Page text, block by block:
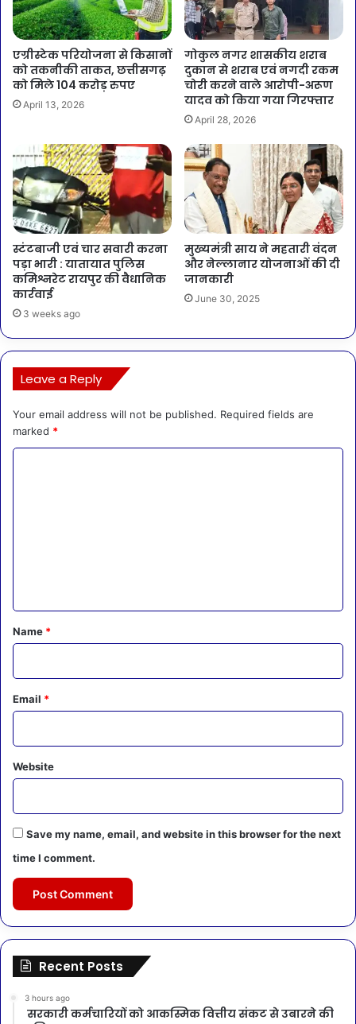
एग्रीस्टेक परियोजना से किसानों
को तकनीकी ताकत, छत्तीसगढ़
को मिले 104 करोड़ रुपए
April 13, 2026
गोकुल नगर शासकीय शराब
दुकान से शराब एवं नगदी रकम
चोरी करने वाले आरोपी-अरूण
यादव को किया गया गिरफ्तार
April 28, 2026
स्टंटबाजी एवं चार सवारी करना
पड़ा भारी : यातायात पुलिस
कमिश्नरेट रायपुर की वैधानिक
कार्रवाई
3 weeks ago
मुख्यमंत्री साय ने महतारी वंदन
और नेल्लानार योजनाओं की दी
जानकारी
June 30, 2025
Leave a Reply
Your email address will not be published. Required fields are
marked *
*
Name *
Email *
Website
Save my name, email, and website in this browser for the next
time I comment.
Recent Posts
3 hours ago
सरकारी कर्मचारियों को आकस्मिक वित्तीय संकट से उबारने की